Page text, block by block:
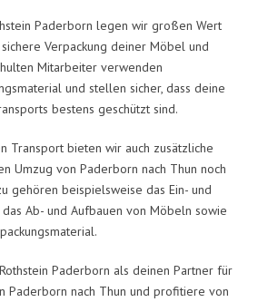
Paderborn legen wir großen Wert
Verpackung deiner Möbel und
Mitarbeiter verwenden
und stellen sicher, dass deine
bestens geschützt sind.
Transport bieten wir auch zusätzliche
Umzug von Paderborn nach Thun noch
gehören beispielsweise das Ein- und
Ab- und Aufbauen von Möbeln sowie
Paderborn als deinen Partner für
Paderborn nach Thun und profitiere von